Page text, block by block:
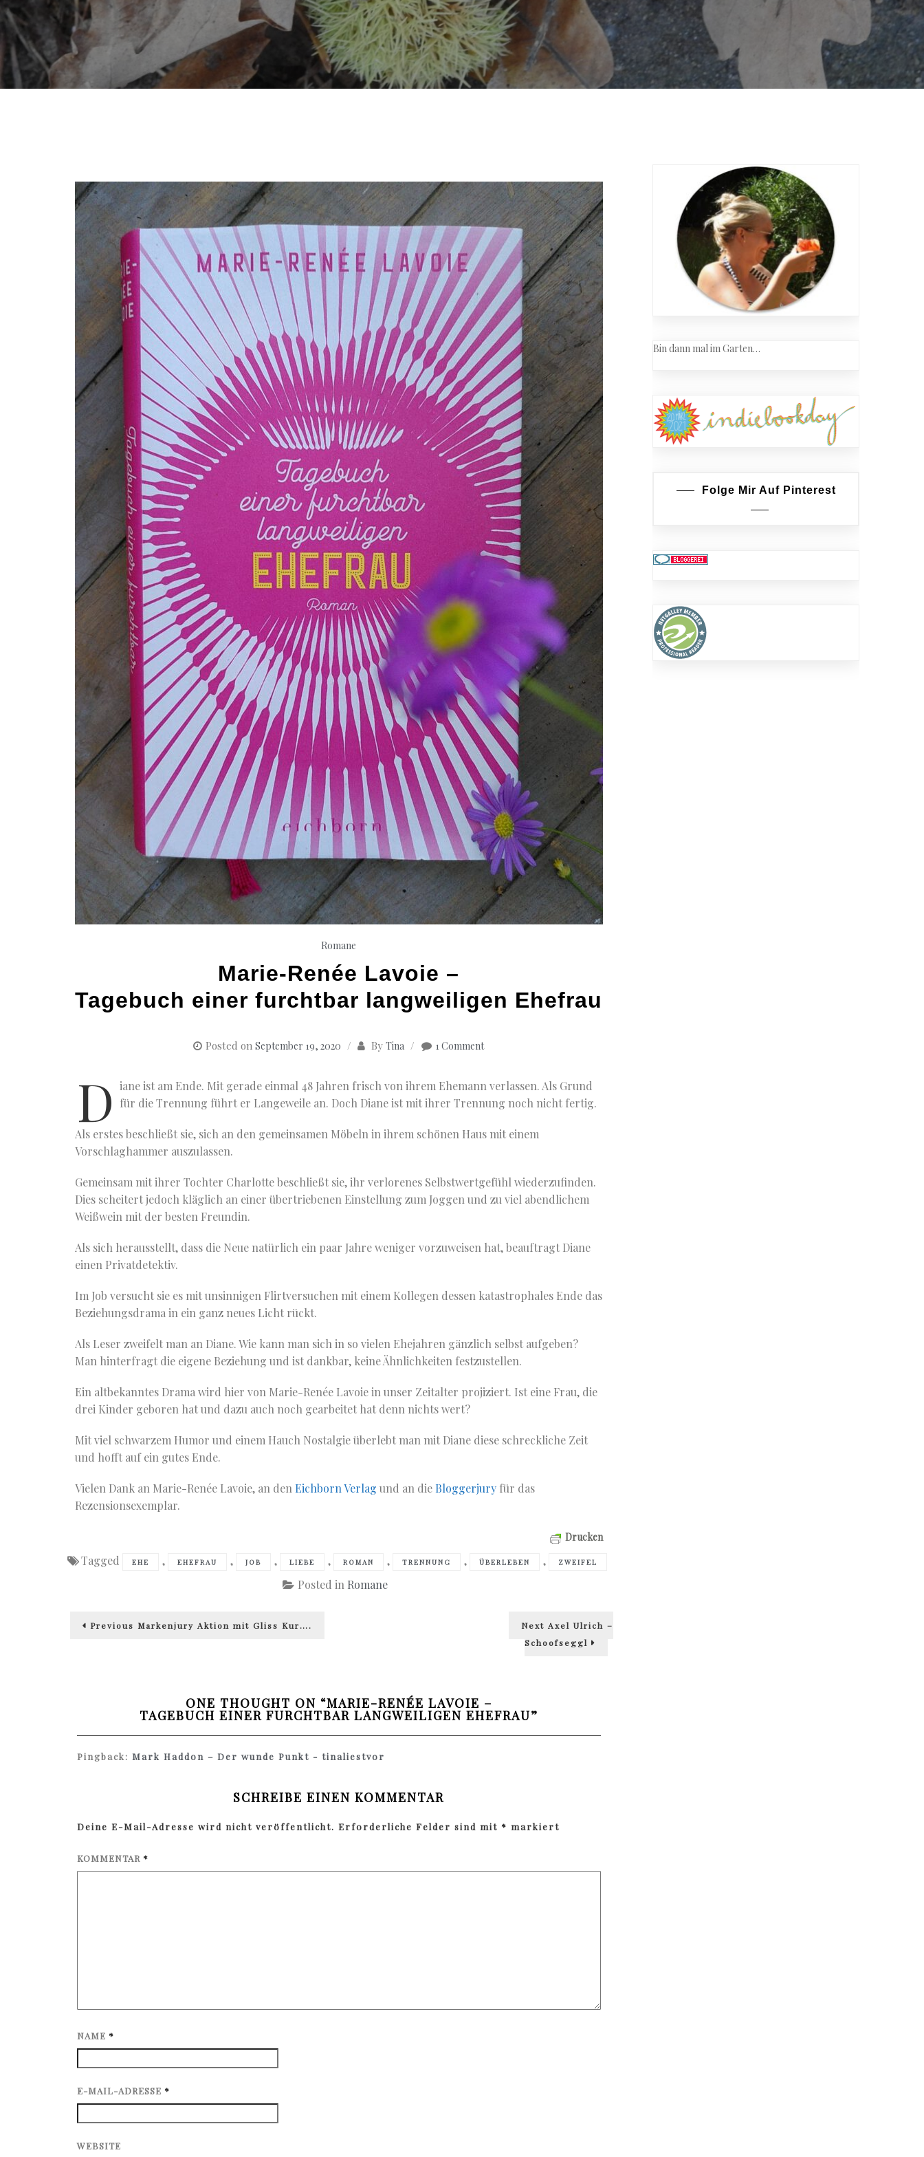
Romane
Marie-Renée Lavoie –
Tagebuch einer furchtbar langweiligen Ehefrau
Posted on September 19, 2020 By Tina 1 Comment
D iane ist am Ende. Mit gerade einmal 48 Jahren frisch von ihrem Ehemann verlassen. Als Grund
für die Trennung führt er Langeweile an. Doch Diane ist mit ihrer Trennung noch nicht fertig.
Als erstes beschließt sie, sich an den gemeinsamen Möbeln in ihrem schönen Haus mit einem
Vorschlaghammer auszulassen.
Gemeinsam mit ihrer Tochter Charlotte beschließt sie, ihr verlorenes Selbstwertgefühl wiederzufinden.
Dies scheitert jedoch kläglich an einer übertriebenen Einstellung zum Joggen und zu viel abendlichem
Weißwein mit der besten Freundin.
Als sich herausstellt, dass die Neue natürlich ein paar Jahre weniger vorzuweisen hat, beauftragt Diane
einen Privatdetektiv.
Im Job versucht sie es mit unsinnigen Flirtversuchen mit einem Kollegen dessen katastrophales Ende das
Beziehungsdrama in ein ganz neues Licht rückt.
Als Leser zweifelt man an Diane. Wie kann man sich in so vielen Ehejahren gänzlich selbst aufgeben?
Man hinterfragt die eigene Beziehung und ist dankbar, keine Ähnlichkeiten festzustellen.
Ein altbekanntes Drama wird hier von Marie-Renée Lavoie in unser Zeitalter projiziert. Ist eine Frau, die
drei Kinder geboren hat und dazu auch noch gearbeitet hat denn nichts wert?
Mit viel schwarzem Humor und einem Hauch Nostalgie überlebt man mit Diane diese schreckliche Zeit
und hofft auf ein gutes Ende.
Vielen Dank an Marie-Renée Lavoie, an denEichborn Verlag und an die Bloggerjury für das
Rezensionsexemplar.
Drucken
Tagged EHE , EHEFRAU , JOB , LIEBE , ROMAN , TRENNUNG , ÜBERLEBEN , ZWEIFEL
Posted in Romane
Beitragsnavigation
Previous Previous
Markenjury Aktion mit Gliss Kur…. Next Next
Axel Ulrich –
Schoofseggl
ONE THOUGHT ON “MARIE-RENÉE LAVOIE –
TAGEBUCH EINER FURCHTBAR LANGWEILIGEN EHEFRAU”
Pingback:Mark Haddon – Der wunde Punkt - tinaliestvor
SCHREIBE EINEN KOMMENTAR
Deine E-Mail-Adresse wird nicht veröffentlicht. Erforderliche Felder sind mit * markiert
KOMMENTAR *
NAME *
E-MAIL-ADRESSE *
WEBSITE
Bin dann mal im Garten…
Folge Mir Auf Pinterest